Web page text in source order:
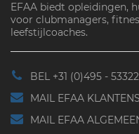
EFAA biedt opleidingen,
voor clubmanagers,
leefstijlcoaches.
BEL +31 (0)495 -
MAIL EFAA
MAIL EFAA